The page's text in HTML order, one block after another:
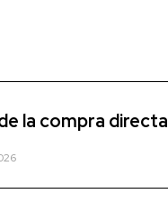
la compra directa